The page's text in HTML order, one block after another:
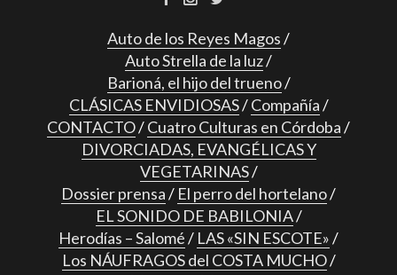
Auto de los Reyes Magos
Auto Strella de la luz
Barioná, el hijo del trueno
CLÁSICAS ENVIDIOSAS
Compañía
CONTACTO
Cuatro Culturas en Córdoba
DIVORCIADAS, EVANGÉLICAS Y
VEGETARINAS
Dossier prensa
El perro del hortelano
EL SONIDO DE BABILONIA
Herodías – Salomé
LAS «SIN ESCOTE»
Los NÁUFRAGOS del COSTA MUCHO